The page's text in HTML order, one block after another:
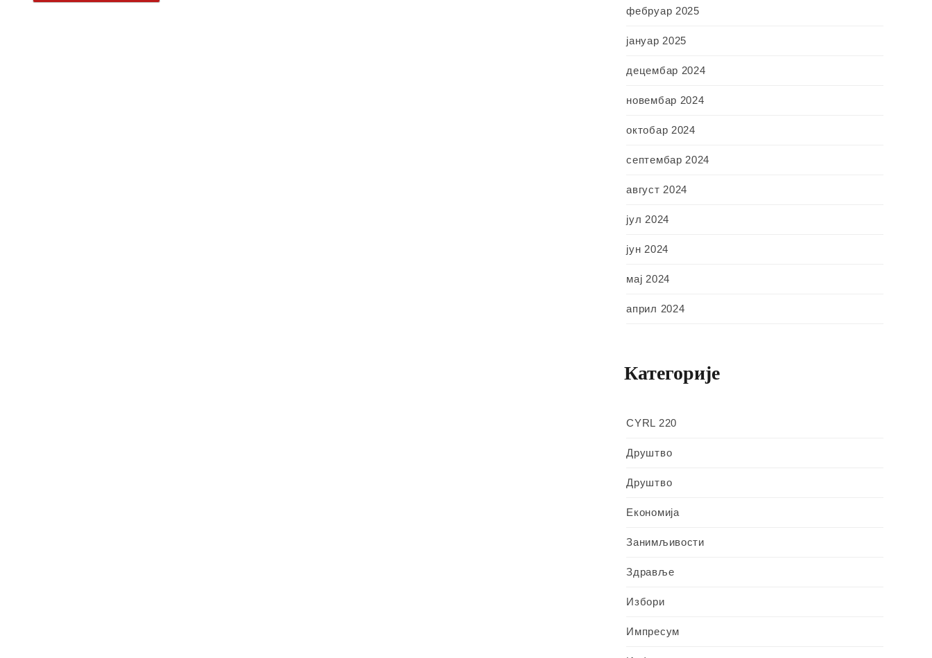
фебруар 2025
јануар 2025
децембар 2024
новембар 2024
октобар 2024
септембар 2024
август 2024
јул 2024
јун 2024
мај 2024
април 2024
Категорије
CYRL 220
Друштво
Друштво
Економија
Занимљивости
Здравље
Избори
Импресум